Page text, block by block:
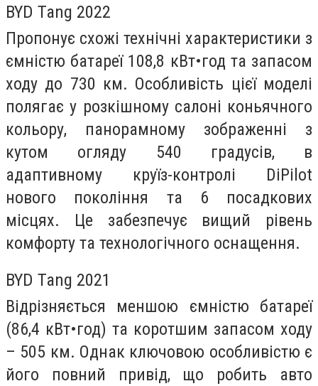
BYD Tang 2022
Пропонує схожі технічні характеристики з
ємністю батареї 108,8 кВт•год та запасом
ходу до 730 км. Особливість цієї моделі
полягає у розкішному салоні коньячного
кольору, панорамному зображенні з
кутом огляду 540 градусів, в
адаптивному круїз-контролі DiPilot
нового покоління та 6 посадкових
місцях. Це забезпечує вищий рівень
комфорту та технологічного оснащення.
BYD Tang 2021
Відрізняється меншою ємністю батареї
(86,4 кВт•год) та коротшим запасом ходу
– 505 км. Однак ключовою особливістю є
його повний привід, що робить авто